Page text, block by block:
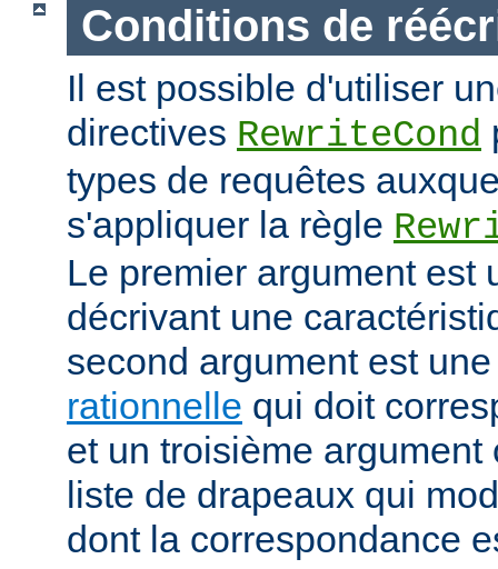
Conditions de
Il est possible d'utiliser
directives RewriteCond
types de requêtes
s'appliquer la règle
Le premier argument est
décrivant une
second argument est
rationnelle qui doit
et un troisième
liste de drapeaux qui
dont la correspondance